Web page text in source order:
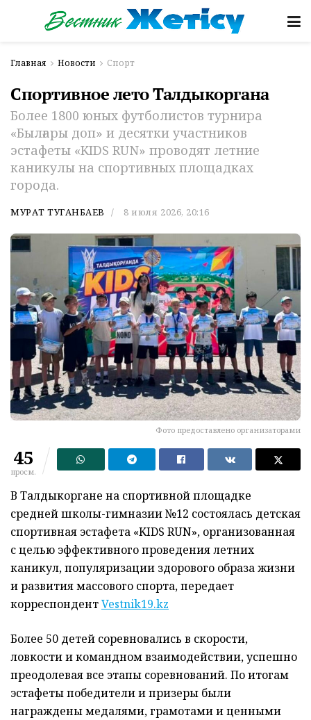
Главная Новости Спорт
Спортивное лето Талдыкоргана
Более 1800 юных футболистов турнира
«Былғары доп» и десятки участников
эстафеты «KIDS RUN» проводят летние
каникулы на спортивных площадках
города.
МУРАТ ТУГАНБАЕВ 8 июля 2026, 20:16
Фото предоставлено организаторами
45
просм.
В Талдыкоргане на спортивной площадке
средней школы-гимназии №12 состоялась детская
спортивная эстафета «KIDS RUN», организованная
с целью эффективного проведения летних
каникул, популяризации здорового образа жизни
и развития массового спорта, передает
корреспондентVestnik19.kz
Более 50 детей соревновались в скорости,
ловкости и командном взаимодействии, успешно
преодолевая все этапы соревнований. По итогам
эстафеты победители и призеры были
награждены медалями, грамотами и ценными